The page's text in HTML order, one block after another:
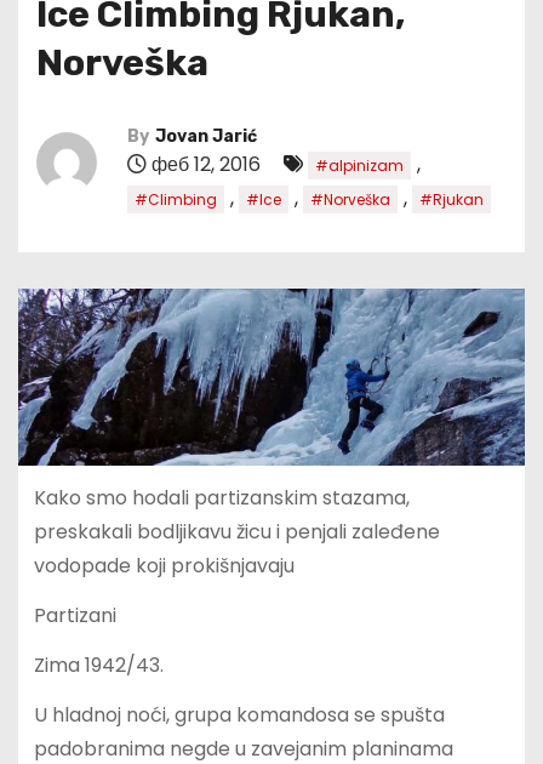
Ice Climbing Rjukan,
Norveška
By Jovan Jarić
феб 12, 2016 #alpinizam ,
#Climbing , #Ice , #Norveška , #Rjukan
Kako smo hodali partizanskim stazama,
preskakali bodljikavu žicu i penjali zaleđene
vodopade koji prokišnjavaju
Partizani
Zima 1942/43.
U hladnoj noći, grupa komandosa se spušta
padobranima negde u zavejanim planinama